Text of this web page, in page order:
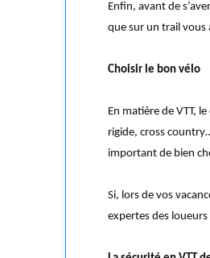
Enfin, avant de
que sur un trail vous
Choisir le bon vélo
En matière de VTT,
rigide, cross
important de bien
Si, lors de vos
expertes des